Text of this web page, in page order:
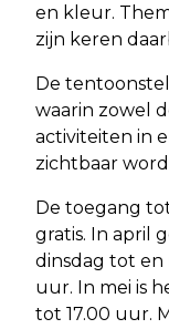
en kleur.
zijn keren
De
waarin zowel
activiteiten in
zichtbaar
De toegang
gratis. In april
dinsdag tot en
uur. In mei is
tot 17.00 uur.